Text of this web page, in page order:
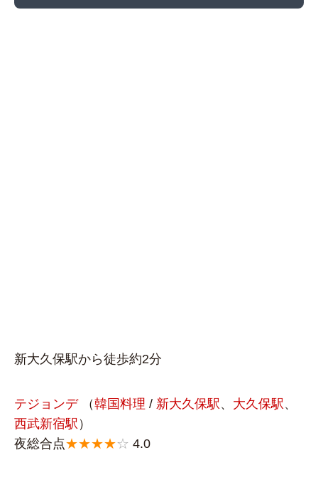
新大久保駅から徒歩約2分
テジョンデ（韓国料理 / 新大久保駅、 大久保駅、
西武新宿駅 ）
夜総合点★★★★☆ 4.0